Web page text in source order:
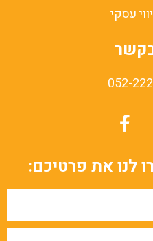
עסקי
לנו את פרטיכם: